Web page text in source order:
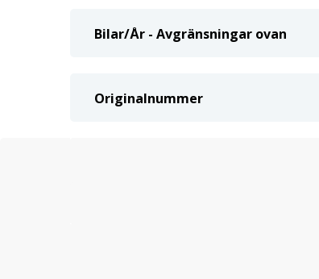
Bilar/År - Avgränsningar ovan
Originalnummer